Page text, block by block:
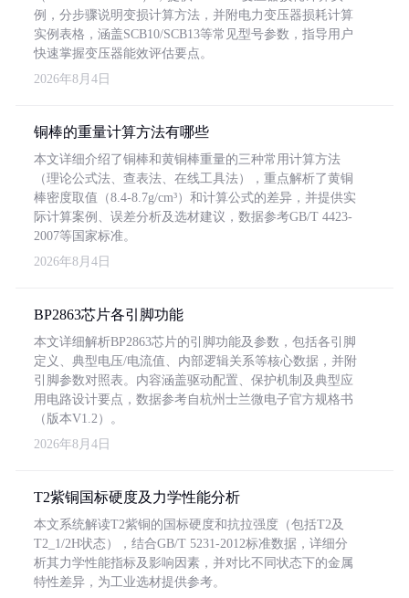
例，分步骤说明变损计算方法，并附电力变压器损耗计算
实例表格，涵盖SCB10/SCB13等常见型号参数，指导用户
快速掌握变压器能效评估要点。
2026年8月4日
铜棒的重量计算方法有哪些
本文详细介绍了铜棒和黄铜棒重量的三种常用计算方法
（理论公式法、查表法、在线工具法），重点解析了黄铜
棒密度取值（8.4-8.7g/cm³）和计算公式的差异，并提供实
际计算案例、误差分析及选材建议，数据参考GB/T 4423-
2007等国家标准。
2026年8月4日
BP2863芯片各引脚功能
本文详细解析BP2863芯片的引脚功能及参数，包括各引脚
定义、典型电压/电流值、内部逻辑关系等核心数据，并附
引脚参数对照表。内容涵盖驱动配置、保护机制及典型应
用电路设计要点，数据参考自杭州士兰微电子官方规格书
（版本V1.2）。
2026年8月4日
T2紫铜国标硬度及力学性能分析
本文系统解读T2紫铜的国标硬度和抗拉强度（包括T2及
T2_1/2H状态），结合GB/T 5231-2012标准数据，详细分
析其力学性能指标及影响因素，并对比不同状态下的金属
特性差异，为工业选材提供参考。